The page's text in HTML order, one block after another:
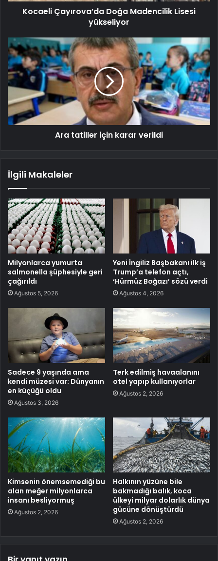
Kocaeli Çayırova’da Doğa Madencilik Lisesi
yükseliyor
Ara tatiller için karar verildi
İlgili Makaleler
Milyonlarca yumurta
salmonella şüphesiyle geri
çağırıldı
Ağustos 5, 2026
Yeni İngiliz Başbakanı ilk iş
Trump’a telefon açtı,
‘Hürmüz Boğazı’ sözü verdi
Ağustos 4, 2026
Sadece 9 yaşında ama
kendi müzesi var: Dünyanın
en küçüğü oldu
Ağustos 3, 2026
Terk edilmiş havaalanını
otel yapıp kullanıyorlar
Ağustos 2, 2026
Kimsenin önemsemediği bu
alan meğer milyonlarca
insanı besliyormuş
Ağustos 2, 2026
Halkının yüzüne bile
bakmadığı balık, koca
ülkeyi milyar dolarlık dünya
gücüne dönüştürdü
Ağustos 2, 2026